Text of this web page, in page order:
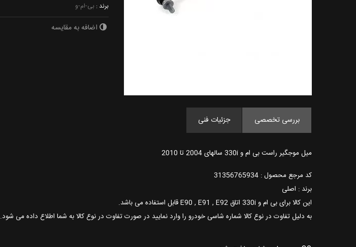
برند : بی-ام-و
اضافه به مقایسه
بررسی تخصصی جزئیات فنی
میل موجگیر راست بی ام و 330i سالهای 2004 تا 2010
کد مرجع محصول : 31356765934
برند : اصلی
این کالا برای بی ام و 330i اتاق E90 , E91 , E92 قابل استفاده می باشد.
به دلیل تفاوت در نوع کالا شماره شاسی خودرو را وارد نمایید در صورت تفاوت در نوع کالا به شما اطلاع داده می شود.